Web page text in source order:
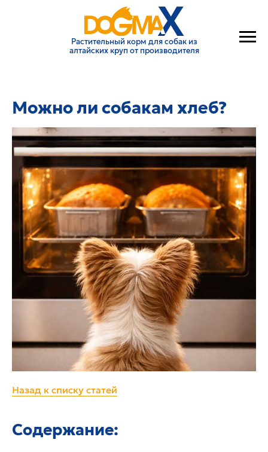
Растительный корм для собак из
алтайских круп от производителя
Можно ли собакам хлеб?
Назад к списку статей
Содержание: